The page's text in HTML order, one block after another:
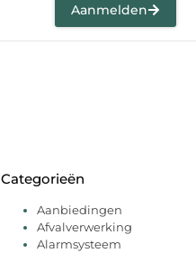
Aanmelden
Categorieën
Aanbiedingen
Afvalverwerking
Alarmsysteem